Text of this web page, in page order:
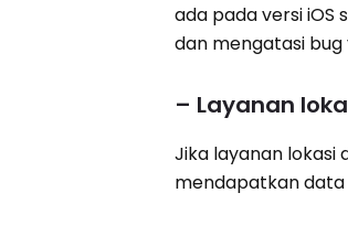
ada pada versi
dan mengatasi bug
– Layanan
Jika layanan lokasi
mendapatkan data